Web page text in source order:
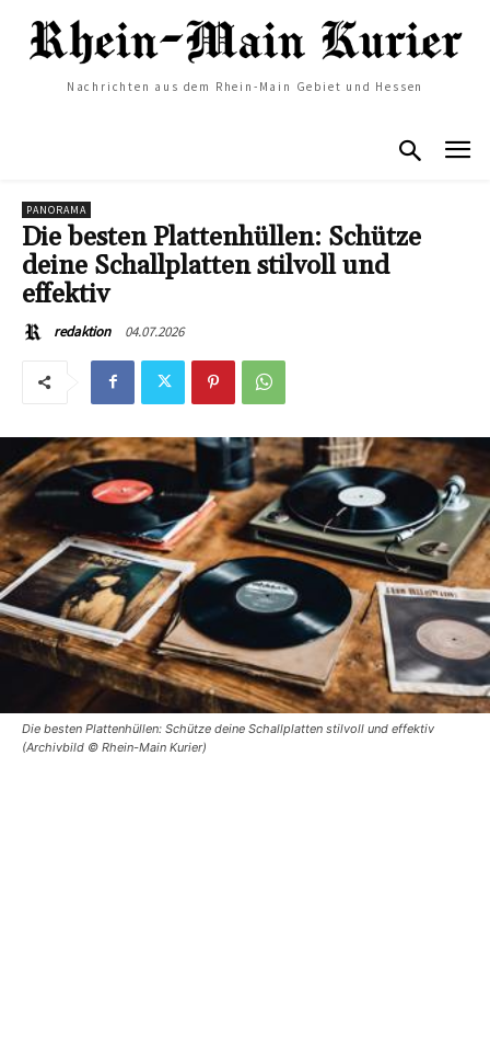
Nachrichten aus dem Rhein-Main Gebiet und Hessen
PANORAMA
Die besten Plattenhüllen: Schütze
deine Schallplatten stilvoll und
effektiv
redaktion 04.07.2026
Die besten Plattenhüllen: Schütze deine Schallplatten stilvoll und effektiv
(Archivbild © Rhein-Main Kurier)